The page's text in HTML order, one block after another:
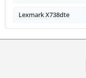
Lexmark X738dte